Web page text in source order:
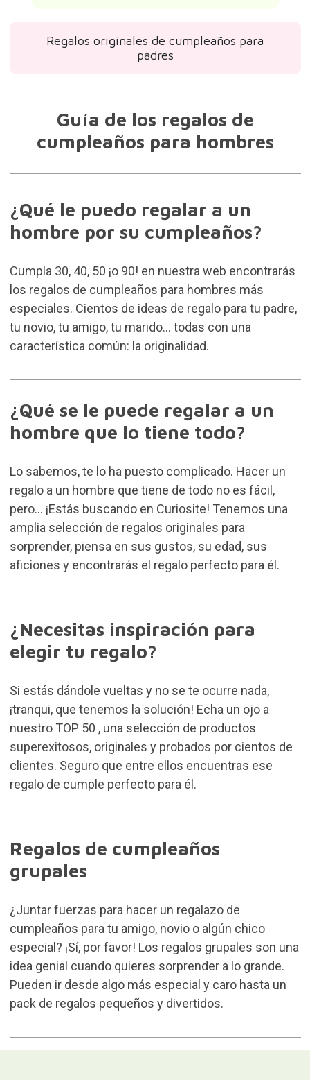
Regalos originales de cumpleaños para
padres
Guía de los regalos de
cumpleaños para hombres
¿Qué le puedo regalar a un
hombre por su cumpleaños?
Cumpla 30, 40, 50 ¡o 90! en nuestra web encontrarás
los regalos de cumpleaños para hombres más
especiales. Cientos de ideas de regalo para tu padre,
tu novio, tu amigo, tu marido… todas con una
característica común: la originalidad.
¿Qué se le puede regalar a un
hombre que lo tiene todo?
Lo sabemos, te lo ha puesto complicado. Hacer un
regalo a un hombre que tiene de todo no es fácil,
pero… ¡Estás buscando en Curiosite! Tenemos una
amplia selección de regalos originales para
sorprender, piensa en sus gustos, su edad, sus
aficiones y encontrarás el regalo perfecto para él.
¿Necesitas inspiración para
elegir tu regalo?
Si estás dándole vueltas y no se te ocurre nada,
¡tranqui, que tenemos la solución! Echa un ojo a
nuestro TOP 50 , una selección de productos
superexitosos, originales y probados por cientos de
clientes. Seguro que entre ellos encuentras ese
regalo de cumple perfecto para él.
Regalos de cumpleaños
grupales
¿Juntar fuerzas para hacer un regalazo de
cumpleaños para tu amigo, novio o algún chico
especial? ¡Sí, por favor! Los regalos grupales son una
idea genial cuando quieres sorprender a lo grande.
Pueden ir desde algo más especial y caro hasta un
pack de regalos pequeños y divertidos.